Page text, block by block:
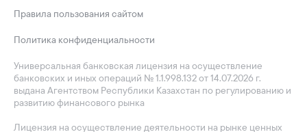
Универсальная банковская лицензия на осуществление
банковских и иных операций № 1.1.998.132 от 14.07.2026 г.
выдана Агентством Республики Казахстан по регулированию и
развитию финансового рынка
Лицензия на осуществление деятельности на рынке ценных
Правила пользования сайтом
Политика конфиденциальности